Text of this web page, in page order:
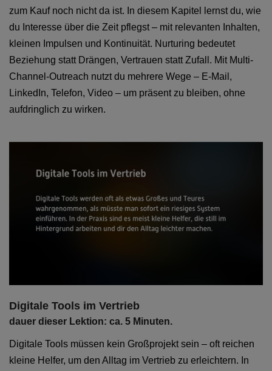
zum Kauf noch nicht da ist. In diesem Kapitel lernst du, wie
du Interesse über die Zeit pflegst – mit relevanten Inhalten,
kleinen Impulsen und Kontinuität. Nurturing bedeutet
Beziehung statt Drängen, Vertrauen statt Zufall. Mit Multi-
Channel-Outreach nutzt du mehrere Wege – E-Mail,
LinkedIn, Telefon, Video – um präsent zu bleiben, ohne
aufdringlich zu wirken.
Digitale Tools im Vertrieb
dauer dieser Lektion: ca. 5 Minuten.
Digitale Tools müssen kein Großprojekt sein – oft reichen
kleine Helfer, um den Alltag im Vertrieb zu erleichtern. In